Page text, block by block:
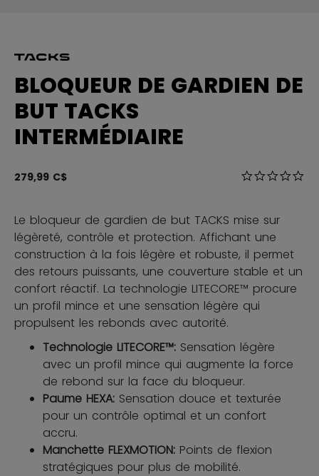
BLOQUEUR DE GARDIEN DE
BUT TACKS
INTERMÉDIAIRE
279,99 C$ 5 sur 5
Le bloqueur de gardien de but TACKS mise sur
légèreté, contrôle et protection. Affichant une
construction à la fois légère et robuste, il permet
des retours puissants, une couverture stable et un
confort réactif. La technologie LITECORE™ procure
un profil mince et une sensation légère qui
propulsent les rebonds avec autorité.
Technologie LITECORE™: Sensation légère
avec un profil mince qui augmente la force
de rebond sur la face du bloqueur.
Paume HEXA: Sensation douce et texturée
pour un contrôle optimal et un confort
accru.
Manchette FLEXMOTION: Points de flexion
stratégiques pour plus de mobilité.